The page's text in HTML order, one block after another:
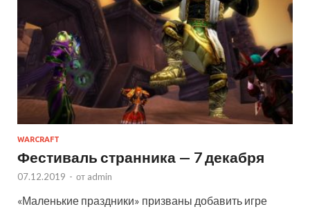
WARCRAFT
Фестиваль странника — 7 декабря
07.12.2019 - от admin
«Маленькие праздники» призваны добавить игре